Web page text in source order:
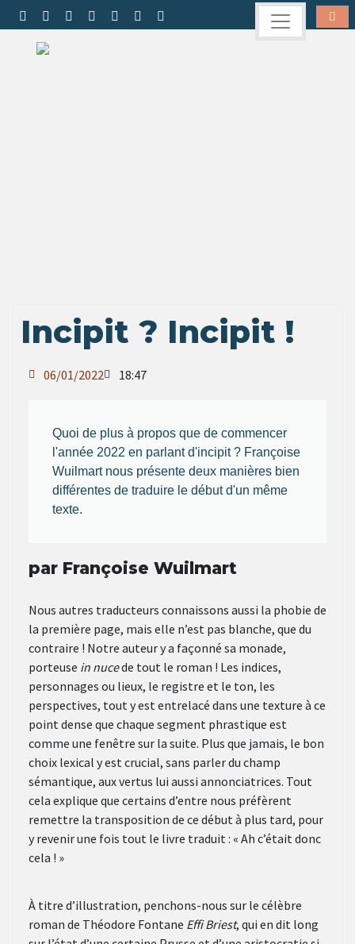
Incipit ? Incipit !
06/01/2022 18:47
Quoi de plus à propos que de commencer
l'année 2022 en parlant d'incipit ? Françoise
Wuilmart nous présente deux manières bien
différentes de traduire le début d'un même
texte.
par Françoise Wuilmart
Nous autres traducteurs connaissons aussi la phobie de
la première page, mais elle n’est pas blanche, que du
contraire ! Notre auteur y a façonné sa monade,
porteuse in nucede tout le roman ! Les indices,
personnages ou lieux, le registre et le ton, les
perspectives, tout y est entrelacé dans une texture à ce
point dense que chaque segment phrastique est
comme une fenêtre sur la suite. Plus que jamais, le bon
choix lexical y est crucial, sans parler du champ
sémantique, aux vertus lui aussi annonciatrices. Tout
cela explique que certains d’entre nous préfèrent
remettre la transposition de ce début à plus tard, pour
y revenir une fois tout le livre traduit : « Ah c’était donc
cela ! »
À titre d’illustration, penchons-nous sur le célèbre
roman de Théodore Fontane Effi Briest, qui en dit long